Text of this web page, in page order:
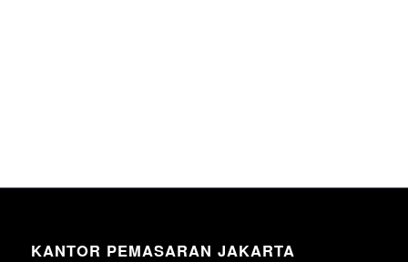
KANTOR PEMASARAN JAKARTA